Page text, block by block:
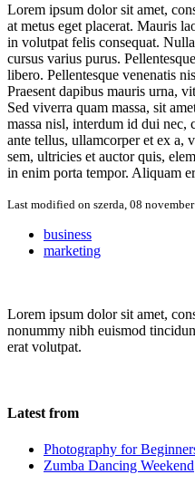
Lorem ipsum dolor sit amet,
at metus eget placerat. Mauris
in volutpat felis consequat.
cursus varius purus.
libero. Pellentesque venenatis
Praesent dapibus mauris urna,
Sed viverra quam massa, sit
massa nisl, interdum id dui nec,
ante tellus, ullamcorper et ex a,
sem, ultricies et auctor quis,
in enim porta tempor. Aliquam
Last modified on szerda, 08
business
marketing
Lorem ipsum dolor sit amet,
nonummy nibh euismod
erat volutpat.
Latest from
Photography for
Zumba Dancing Weekend